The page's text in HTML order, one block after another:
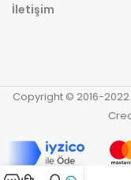
İletişim
Copyright © 2016-